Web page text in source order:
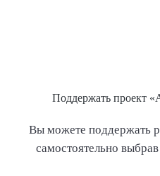
Поддержать проект
Вы можете поддержать
самостоятельно